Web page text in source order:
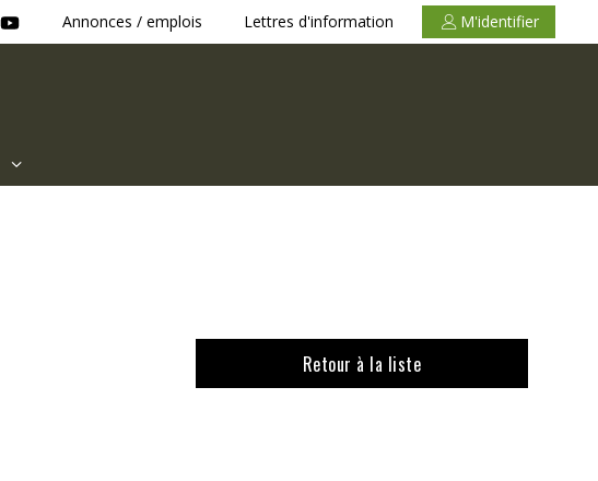
Annonces / emplois Lettres d'information M'identifier
Retour à la liste